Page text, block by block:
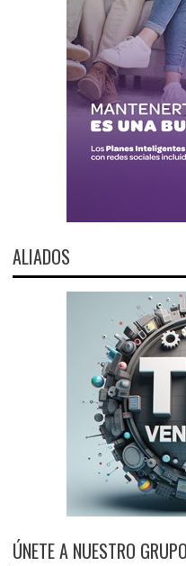
ALIADOS
ÚNETE A NUESTRO